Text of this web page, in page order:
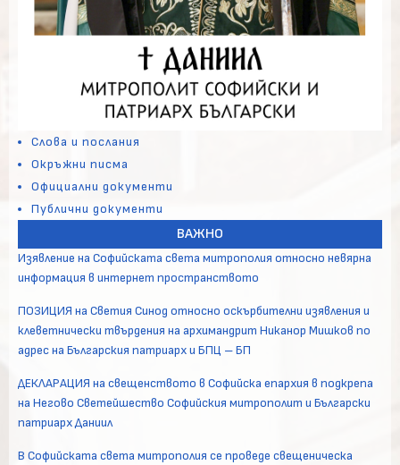
Слова и послания
Окръжни писма
Официални документи
Публични документи
ВАЖНО
Изявление на Софийската света митрополия относно невярна
информация в интернет пространството
ПОЗИЦИЯ на Светия Синод относно оскърбителни изявления и
клеветнически твърдения на архимандрит Никанор Мишков по
адрес на Българския патриарх и БПЦ – БП
ДЕКЛАРАЦИЯ на свещенството в Софийска епархия в подкрепа
на Негово Светейшество Софийския митрополит и Български
патриарх Даниил
В Софийската света митрополия се проведе свещеническа